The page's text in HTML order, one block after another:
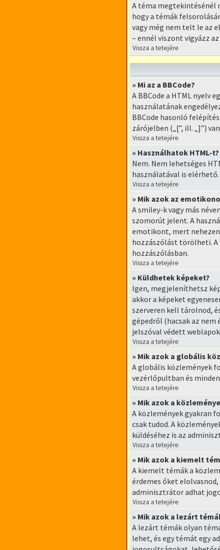
A téma megtekintésénél
hogy a témák
vagy még nem telt le az
– ennél viszont vigyázz
Vissza a tetejére
» Mi az a BBCode?
A BBCode a HTML nyelv
használatának
BBCode hasonló
zárójelben („[”, ill. „]”)
Vissza a tetejére
» Használhatok HTML-t?
Nem. Nem lehetséges
használatával is elérhető.
Vissza a tetejére
» Mik azok az
A smiley-k vagy más
szomorút jelent. A
emotikont, mert nehezen
hozzászólást törölheti.
hozzászólásban.
Vissza a tetejére
» Küldhetek képeket?
Igen, megjeleníthetsz
akkor a képeket
szerveren kell tárolnod,
gépedről (hacsak az
jelszóval védett
Vissza a tetejére
» Mik azok a globális
A globális közlemények
vezérlőpultban és
Vissza a tetejére
» Mik azok a
A közlemények gyakran
csak tudod. A
küldéséhez is az
Vissza a tetejére
» Mik azok a kiemelt
A kiemelt témák a
érdemes őket
adminisztrátor adhat
Vissza a tetejére
» Mik azok a lezárt
A lezárt témák olyan
lehet, és egy témát egy